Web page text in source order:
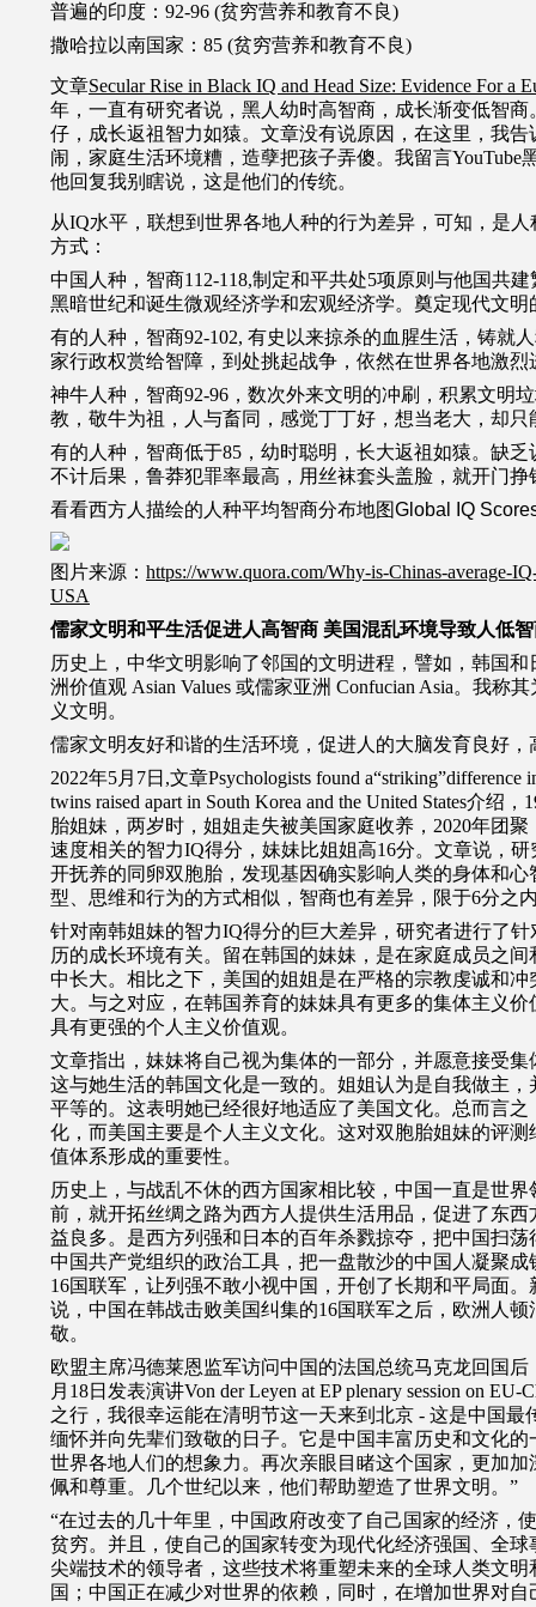
普遍的印度： 92-96 (贫穷营养和教育不良)
撒哈拉以南国家： 85 (贫穷营养和教育不良)
文章Secular Rise in Black IQ and Head Size: Evidence For a
年，一直有研究者说，黑人幼时高智商，成长渐变低智商
仔，成长返祖智力如猿。文章没有说原因，在这里，我
闹，家庭生活环境糟，造孽把孩子弄傻。我留言YouTube
他回复我别瞎说，这是他们的传统。
从IQ水平，联想到世界各地人种的行为差异，可知，是
方式：
中国人种，智商112-118,制定和平共处5项原则与他国共
黑暗世纪和诞生微观经济学和宏观经济学。奠定现代文明
有的人种，智商92-102, 有史以来掠杀的血腥生活，铸就
家行政权赏给智障，到处挑起战争，依然在世界各地激烈
神牛人种，智商92-96 ，数次外来文明的冲刷，积累文明
教，敬牛为祖，人与畜同，感觉丁丁好，想当老大，却只
有的人种，智商低于85 ，幼时聪明，长大返祖如猿。缺
不计后果，鲁莽犯罪率最高，用丝袜套头盖脸，就开门挣
看看西方人描绘的人种平均智商分布地图Global IQ
图片来源： https://www.quora.com/Why-is-Chinas-average-
USA
儒家文明和平生活促进人高智商 美国混乱环境导致人低
历史上，中华文明影响了邻国的文明进程，譬如，韩国
洲价值观 Asian Values 或儒家亚洲 Confucian Asia。我称
义文明。
儒家文明友好和谐的生活环境，促进人的大脑发育良好，
2022年5月 7日 ,文章Psychologists found a“striking”difference
twins raised apart in South Korea and the United States介绍 ，
胎姐妹，两岁时，姐姐走失被美国家庭收养， 2020年团聚
速度相关的智力IQ得分，妹妹比姐姐高16分。文章说，
开抚养的同卵双胞胎，发现基因确实影响人类的身体和
型、思维和行为的方式相似，智商也有差异，限于6分之
针对南韩姐妹的智力IQ得分的巨大差异，研究者进行了
历的成长环境有关。留在韩国的妹妹，是在家庭成员之
中长大。相比之下，美国的姐姐是在严格的宗教虔诚和
大。与之对应，在韩国养育的妹妹具有更多的集体主义
具有更强的个人主义价值观。
文章指出，妹妹将自己视为集体的一部分，并愿意接受
这与她生活的韩国文化是一致的。姐姐认为是自我做主
平等的。这表明她已经很好地适应了美国文化。总而言
化，而美国主要是个人主义文化。这对双胞胎姐妹的评
值体系形成的重要性。
历史上，与战乱不休的西方国家相比较，中国一直是世
前，就开拓丝绸之路为西方人提供生活用品，促进了东
益良多。是西方列强和日本的百年杀戮掠夺，把中国扫
中国共产党组织的政治工具，把一盘散沙的中国人凝聚
16国联军，让列强不敢小视中国，开创了长期和平局面
说，中国在韩战击败美国纠集的16国联军之后，欧洲人
敬。
欧盟主席冯德莱恩监军访问中国的法国总统马克龙回国后
月 18日发表演讲Von der Leyen at EP plenary session on EU-
之行，我很幸运能在清明节这一天来到北京 - 这是中国最
缅怀并向先辈们致敬的日子。它是中国丰富历史和文化
世界各地人们的想象力。再次亲眼目睹这个国家，更加
佩和尊重。几个世纪以来，他们帮助塑造了世界文明。”
“在过去的几十年里，中国政府改变了自己国家的经济，使
贫穷。并且，使自己的国家转变为现代化经济强国、全
尖端技术的领导者，这些技术将重塑未来的全球人类文
国；中国正在减少对世界的依赖，同时，在增加世界对自